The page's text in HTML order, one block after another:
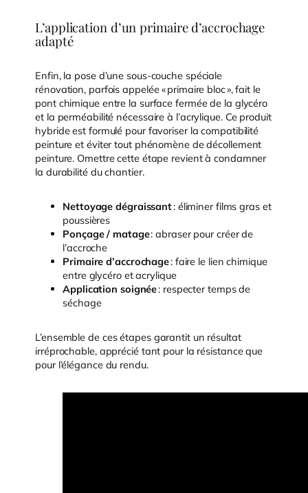
L’application d’un primaire d’accrochage
adapté
Enfin, la pose d’une sous-couche spéciale
rénovation, parfois appelée « primaire bloc », fait le
pont chimique entre la surface fermée de la glycéro
et la perméabilité nécessaire à l’acrylique. Ce produit
hybride est formulé pour favoriser la compatibilité
peinture et éviter tout phénomène de décollement
peinture. Omettre cette étape revient à condamner
la durabilité du chantier.
Nettoyage dégraissant: éliminer films gras et
poussières
Ponçage / matage: abraser pour créer de
l’accroche
Primaire d’accrochage: faire le lien chimique
entre glycéro et acrylique
Application soignée: respecter temps de
séchage
L’ensemble de ces étapes garantit un résultat
irréprochable, apprécié tant pour la résistance que
pour l’élégance du rendu.